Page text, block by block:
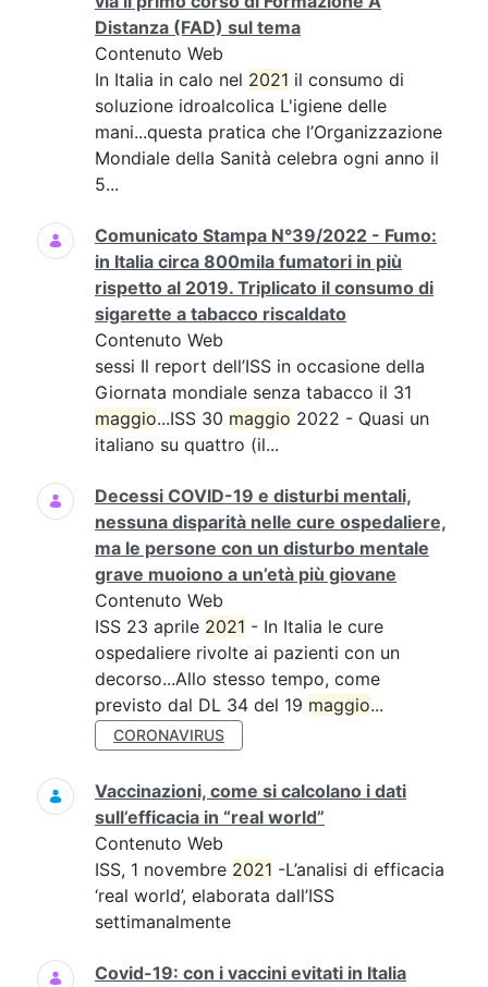
Distanza (FAD) sul tema
Contenuto Web
In Italia in calo nel 2021 il consumo di
soluzione idroalcolica L'igiene delle
mani...questa pratica che l’Organizzazione
Mondiale della Sanità celebra ogni anno il
5...
Comunicato Stampa N°39/2022 - Fumo:
in Italia circa 800mila fumatori in più
rispetto al 2019. Triplicato il consumo di
sigarette a tabacco riscaldato
Contenuto Web
sessi Il report dell’ISS in occasione della
Giornata mondiale senza tabacco il 31
maggio...ISS 30 maggio 2022 - Quasi un
italiano su quattro (il...
Decessi COVID-19 e disturbi mentali,
nessuna disparità nelle cure ospedaliere,
ma le persone con un disturbo mentale
grave muoiono a un’età più giovane
Contenuto Web
ISS 23 aprile 2021 - In Italia le cure
ospedaliere rivolte ai pazienti con un
decorso...Allo stesso tempo, come
previsto dal DL 34 del 19 maggio...
CORONAVIRUS
Vaccinazioni, come si calcolano i dati
sull’efficacia in “real world”
Contenuto Web
ISS, 1 novembre 2021 -L’analisi di efficacia
‘real world’, elaborata dall’ISS
settimanalmente
Covid-19: con i vaccini evitati in Italia